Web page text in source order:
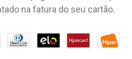
na fatura do seu cartão.